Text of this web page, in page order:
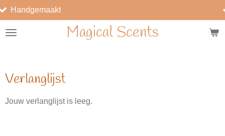
Ga
direct
naar
Magical Scents
Unieke
Verlanglijst
Jouw verlanglijst is leeg.